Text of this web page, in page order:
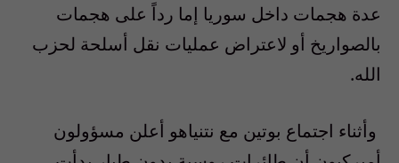
عدة هجمات داخل سوريا إما رداً على هجمات
بالصواريخ أو ‬لاعتراض عمليات نقل أسلحة لحزب
الله‫.‬
‎ وأثناء اجتماع بوتين مع نتنياهو أعلن مسؤولون